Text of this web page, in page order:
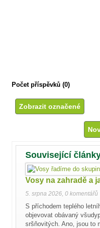
Počet příspěvků (0)
Související
Vosy na zahradě a
5. srpna 2026 0 komentářů
S příchodem teplého
objevovat obávaný
sršňovitých. Ano, jsou to